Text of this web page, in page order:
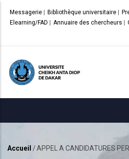
principal
Messagerie Bibliothèque universitaire
Elearning/FAD
Annuaire des chercheurs
Accueil /APPEL A CANDIDATURES